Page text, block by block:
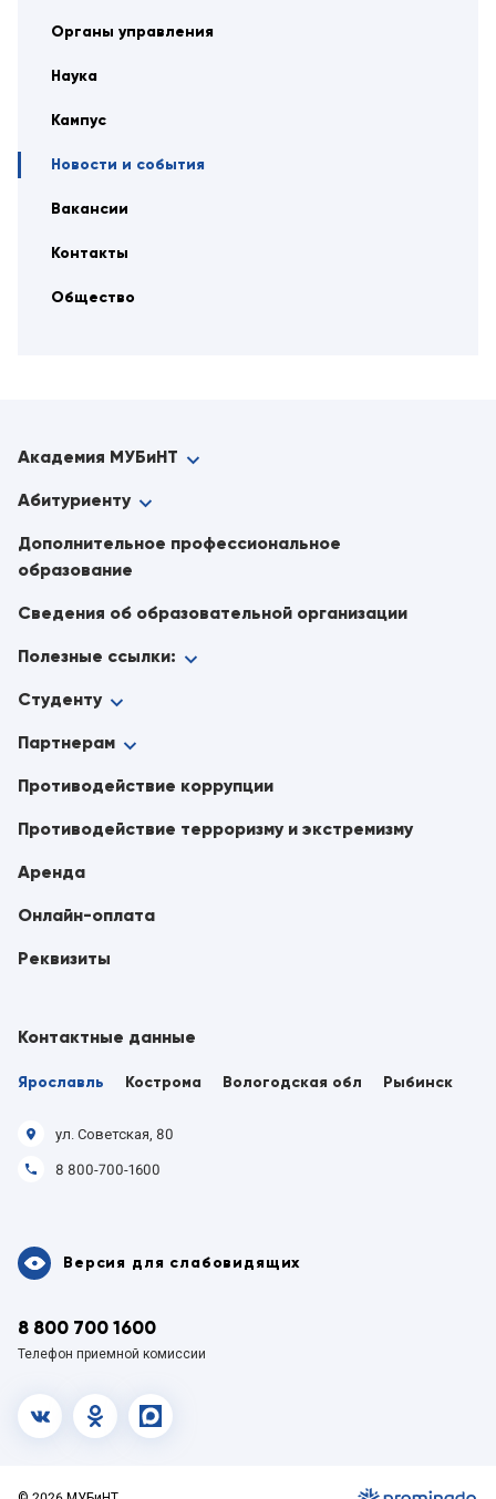
Органы управления
Наука
Кампус
Новости и события
Вакансии
Контакты
Общество
Академия МУБиНТ
Абитуриенту
Дополнительное профессиональное
образование
Сведения об образовательной организации
Полезные ссылки:
Версия для слабовидящих
8 800 700 1600
Телефон приемной комиссии
vk.com
Студенту
Партнерам
Противодействие коррупции
Противодействие терроризму и экстремизму
Аренда
Онлайн-оплата
Реквизиты
Контактные данные
Ярославль Кострома Вологодская обл Рыбинск
ул. Советская, 80
8 800-700-1600